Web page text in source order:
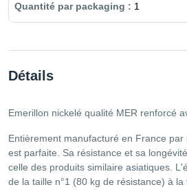
1
Détails
Emerillon nickelé qualité MER renforcé
Entièrement manufacturé en France
est parfaite. Sa résistance et sa
celle des produits similaire asiatiques.
de la taille n°1 (80 kg de résistance) à la